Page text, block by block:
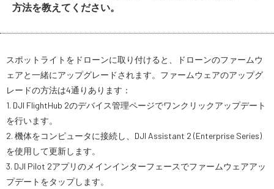
水中ドローン(ROV)・水中スクーター
RC・ロボット部品
講習会･国家資格･WEBセミナー
スペシャルコンテンツ 定期配信!
方法を教えてください。
スポットライトをドローンに取り付けると、ドローンのファームウ
ェアと一緒にアップグレードされます。ファームウェアのアップグ
レードの方法は4通りあります：
1. DJI FlightHub 2のデバイス管理ページでワンクリックアップデート
を行います。
2. 機体をコンピュータに接続し、DJI Assistant 2 (Enterprise Series)
を使用して更新します。
3. DJI Pilot 2アプリのメインインターフェースでファームウェアアッ
プデートをタップします。